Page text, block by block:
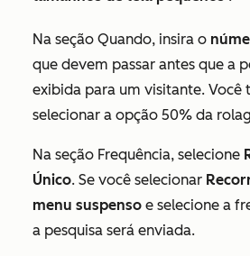
Na seção Quando, insira o
que devem passar antes que a
exibida para um visitante. Você
selecionar a opção 50% da
Na seção Frequência, selecione
Único. Se você selecionar
menu suspenso e selecione a
a pesquisa será enviada.